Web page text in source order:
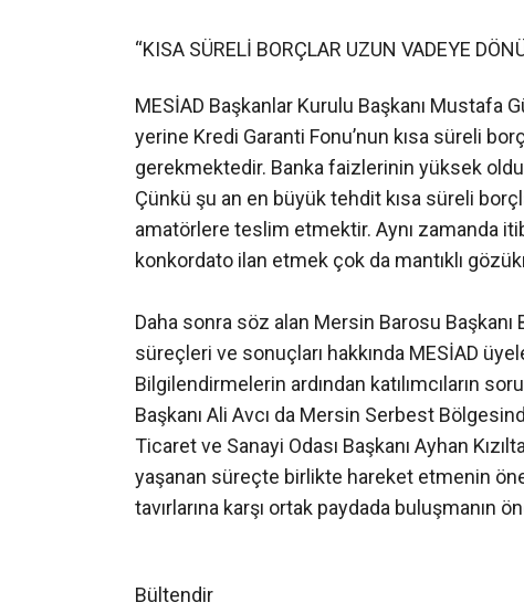
“KISA SÜRELİ BORÇLAR UZUN VADEYE
MESİAD Başkanlar Kurulu Başkanı Mustafa
yerine Kredi Garanti Fonu’nun kısa süreli
gerekmektedir. Banka faizlerinin yüksek
Çünkü şu an en büyük tehdit kısa süreli
amatörlere teslim etmektir. Aynı zamanda
konkordato ilan etmek çok da mantıklı
Daha sonra söz alan Mersin Barosu
süreçleri ve sonuçları hakkında MESİAD
Bilgilendirmelerin ardından katılımcıların
Başkanı Ali Avcı da Mersin Serbest
Ticaret ve Sanayi Odası Başkanı Ayhan
yaşanan süreçte birlikte hareket etmenin
tavırlarına karşı ortak paydada buluşmanın
Bültendir